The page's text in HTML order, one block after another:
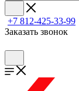
+7 812-425-33-99
Заказать звонок